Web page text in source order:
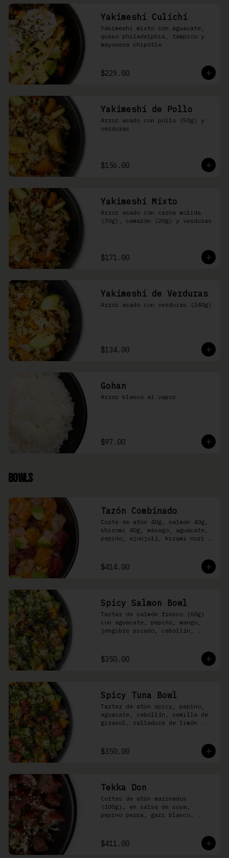
Yakimeshi Culichi
Yakimeshi mixto con aguacate,
queso philadelphia, tampico y
mayonesa chipotle
$229.00
Yakimeshi de Pollo
Arroz asado con pollo (50g) y
verduras
$156.00
Yakimeshi Mixto
Arroz asado con carne molida
(30g), camarón (20g) y verduras
$171.00
Yakimeshi de Verduras
Arroz asado con verduras (240g)
$134.00
Gohan
Arroz blanco al vapor
$97.00
Bowls
Tazón Combinado
Corte de atún 40g, salmon 40g,
shiromi 40g, masago, aguacate,
pepino, ajonjolí, kizami nori y
$414.00
Spicy Salmon Bowl
Tartar de salmón fresco (60g)
con aguacate, pepino, mango,
jengibre picado, cebollín,
shari
$350.00
Spicy Tuna Bowl
Tartar de atún spicy, pepino,
aguacate, cebollín, semilla de
girasol, ralladura de limón
$350.00
Tekka Don
Cortes de atún marinados
(100g), en salsa de soya,
pepino persa, gari blanco,
$411.00